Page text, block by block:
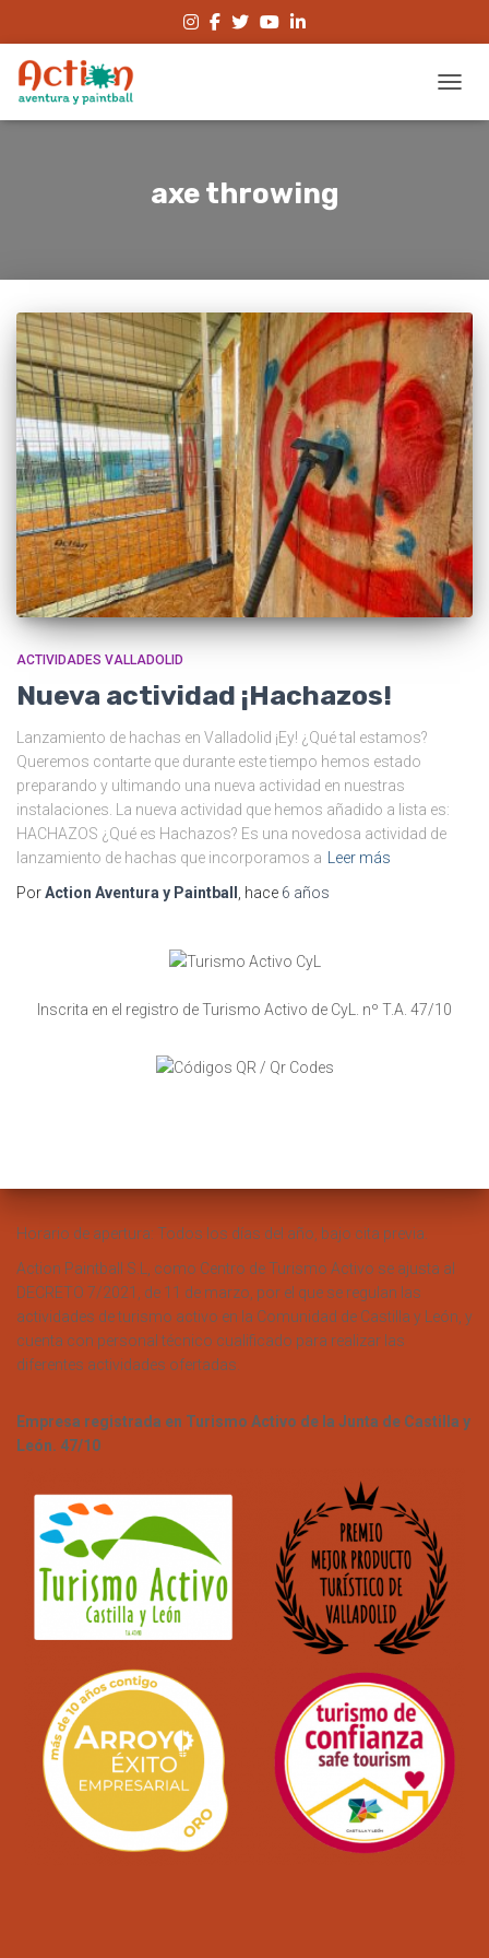
axe throwing
ACTIVIDADES VALLADOLID
Nueva actividad ¡Hachazos!
Lanzamiento de hachas en Valladolid ¡Ey! ¿Qué tal estamos?
Queremos contarte que durante este tiempo hemos estado
preparando y ultimando una nueva actividad en nuestras
instalaciones. La nueva actividad que hemos añadido a lista es:
HACHAZOS ¿Qué es Hachazos? Es una novedosa actividad de
lanzamiento de hachas que incorporamos a
Leer más
PorAction Aventura y Paintball , hace 6 años
Inscrita en el registro de Turismo Activo de CyL. nº T.A. 47/10
Horario de apertura: Todos los días del año, bajo cita previa.
Action Paintball S.L, como Centro de Turismo Activo se ajusta al
DECRETO 7/2021, de 11 de marzo, por el que se regulan las
actividades de turismo activo en la Comunidad de Castilla y León, y
cuenta con personal técnico cualificado para realizar las
diferentes actividades ofertadas.
Empresa registrada en Turismo Activo de la Junta de Castilla y
León. 47/10